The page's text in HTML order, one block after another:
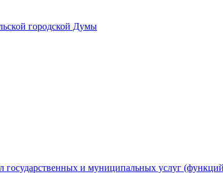
городской Думы
и муниципальных услуг